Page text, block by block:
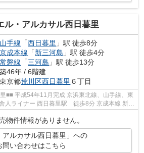
ル・アルカサル西日暮里
山手線 「西日暮里 」駅 徒歩8分
京成本線 「新三河島 」駅 徒歩4分
常磐線 「三河島 」駅 徒歩13分
築46年 / 6階建
東京都荒川区西日暮里 ６丁目
手線、東
ナー 西日暮里駅 徒歩8分 京成本線 新三
物件情報がありません。
アルカサル西日暮里」への
問い合わせはこちら